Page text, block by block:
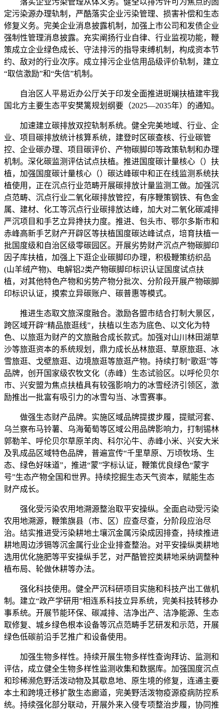
落实企业污染管理从体义务。健全以排污许可为焦点的固
定污染源办理轨制，严酷落实企业污染管理、损害补偿和生态
修复义务。完美企业消息披露机制，加强上市公司和发债企业
强制性管理消息披露。充实阐扬行业自律、行业监视功能，鞭
策成立企业绿色成长、守法排污的指导束缚机制，构成资本节
约、敌对的行业次序。成立排污企业信用品级评价轨制，建立
“取信激励”和“失信”机制。
自治区人平易近办公厅关于印发全面推进斑斓扶植建牢我
国北方主要生态平安樊篱规划纲要（2025—2035年）的通知。
加速建立碳排放双控轨制系统。健全完美地域、行业、企
业、项目碳排放统计核算系统，建登时区碳查核、行业碳管
控、企业碳办理、项目碳评价、产物碳脚印等政策轨制和办理
机制。深化碳监测评估试点扶植。推进国度碳计量核心（）扶
植，加强国度碳计量核心（）碳达峰碳中和正在线监测系统扶
植使用，正在沉点行业范畴开展碳排放计量监测工做。加强沉
点范畴、沉点行业二氧化碳排放管控，有序鞭策钢铁、有色金
属、建材、化工等沉点行业碳排放达峰，加大对二氧化碳减排
严沉项目和手艺立异搀扶力度。推进、包头市、鄂尔多斯市和
赤峰高新手艺财产开辟区等扶植国度碳达峰试点，培育扶植一
批国度级和自治区级零碳园区。开展劣势财产沉点产物碳脚印
因子库扶植，加强上下逛企业碳脚印办理，积极鞭策纺织品
(山羊绒产物)、电解铝2类产物碳脚印标识认证国度试点扶
植，对其他特色产物和劣势产物分批次、分阶段开展产物碳脚
印标识认证，摸索立异碳账户、碳普惠等模式。
推进生态取文旅深度融合。激励各盟市结合打制大景区，
跨区域开辟“精品旅逛线”，扶植以生态为底色、以文化为特
色、以旅逛为财产的文旅融合成长款式。加强对山川林田湖草
沙等旅逛资本的系统规划，鼎力成长丛林旅逛、草原旅逛、冰
雪旅逛、戈壁旅逛、边境旅逛等旅逛产物。持续打制“歌逛”等
品牌，创开国家级农牧文化（赤峰）生态试验区。以呼伦贝尔
市、兴安盟为焦点扶植具有较强影响力的冰雪经济引领区，激
励推出一批富有吸引力的冰雪勾当、冰雪赛事。
做强生态财产品牌。实施区域品牌提拔步履，提赋河套、
乌兰察布马铃薯、乌海葡萄等区域公用品牌影响力，打制锡林
郭勒羊、呼伦贝尔草原羊肉、科尔沁牛、赤峰小米、兴安大米
及乳成品区域特色品牌，普遍宣传“千里草原、万顷牧场、生
态、绿色好味道”，推进“蒙”字标认证，鞭策优良绿色“蒙字
号”生态产物全国和世界。持续挖掘生态天气资本，赋能生态
财产成长。
强化受污染农用地溯源整治取平安操纵。全面启动受污染
农用地溯源，鞭策旗县（市、区）应查尽查，分阶段应治尽
治。结实推进受污染耕地土壤沉金属污染成因排查，持续推进
耕地周边涉镉等沉金属行业企业排查整治。对平安操纵类耕地
选用优化施肥等平安操纵手艺，对严酷管控类耕地采纳调整种
植布局、轮做休耕等办法。
强化科技使用。健全严沉科研项目实施和科技产出工做机
制。建立“政产学研用”相连系科技立异系统，完美科技转移办
事系统。开展节能环保、碳减排、洁净出产、洁净能源、生态
取修复、城乡绿色根本设备等沉点范畴手艺研发和示范，开展
绿色低碳前沿手艺推广和设备使用。
加强生物多样性。持续开展生物多样性查询拜访、监测和
评估，成立健全生物多样性监测收集和数据库。加强国度沉点
和珍稀濒危野活泼动物及其歇息地、原生境的修复，连通主要
本土和跨境迁移扩散生态廊道，完美野活泼物疫源疫病防控系
统。持续强化部分联动，开展外来入侵专项整治步履，协同推